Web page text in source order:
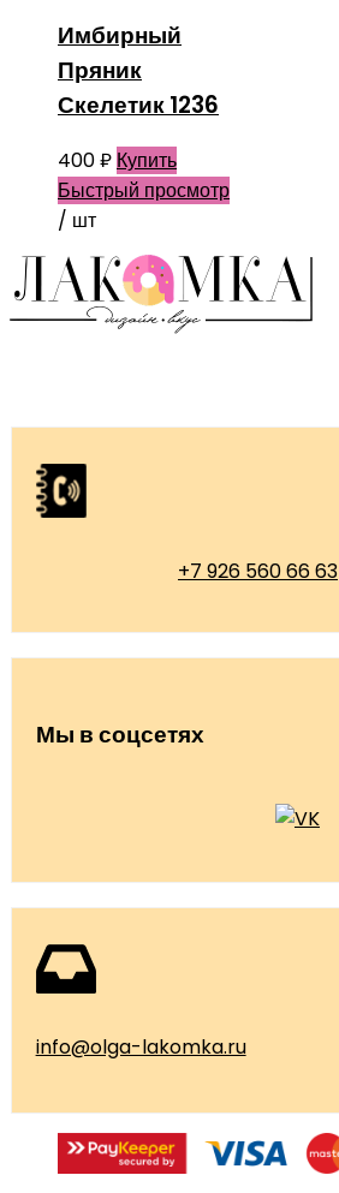
Имбирный
Пряник
Скелетик 1236
400₽ Купить
Быстрый просмотр
/ шт
+7 926 560 66 63
Мы в соцсетях
info@olga-lakomka.ru